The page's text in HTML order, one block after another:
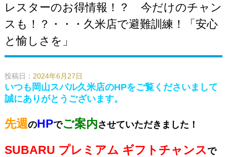
レスターのお得情報！？ 今だけのチャン
スも！？・・・久米店で避難訓練！「安心
と愉しさを」
投稿日： 2024年6月27日
いつも岡山スバル久米店のHPをご覧くださいまして
誠にありがとうございます。
先週のHPでご案内させていただきました！
SUBARU プレミアム ギフトチャンス で